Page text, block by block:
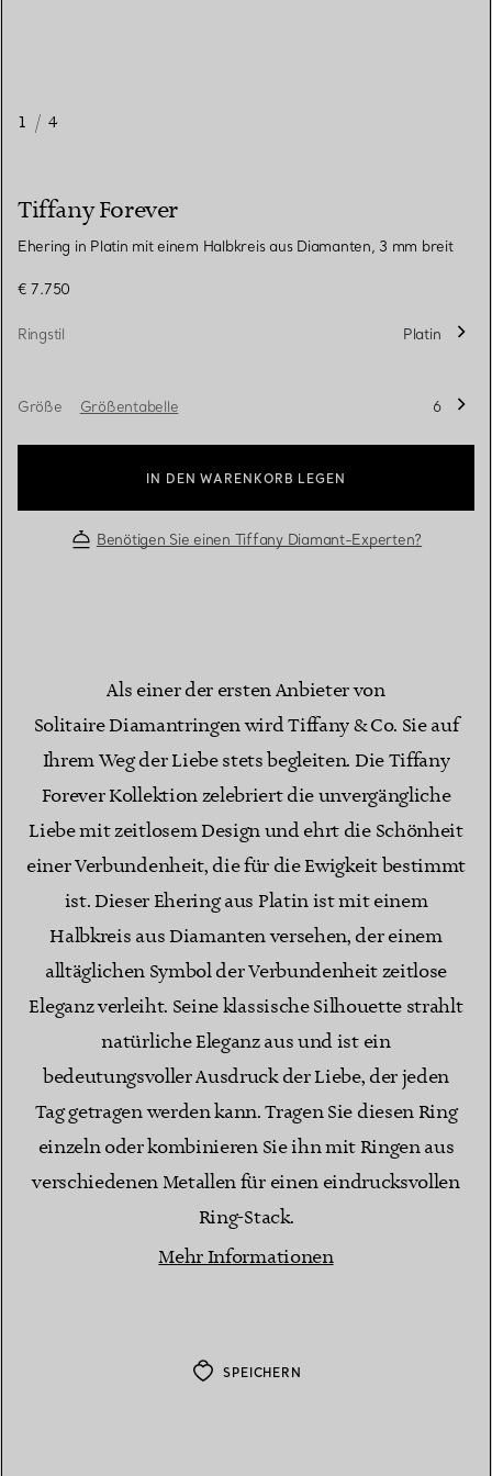
1 / 4
Tiffany Forever
Ehering in Platin mit einem Halbkreis aus Diamanten, 3 mm breit
€ 7.750
Ringstil Platin
Größe Größentabelle 6
IN DEN WARENKORB LEGEN
Benötigen Sie einen Tiffany Diamant-Experten?
Als einer der ersten Anbieter von
Solitaire Diamantringen wird Tiffany & Co. Sie auf
Ihrem Weg der Liebe stets begleiten. Die Tiffany
Forever Kollektion zelebriert die unvergängliche
Liebe mit zeitlosem Design und ehrt die Schönheit
einer Verbundenheit, die für die Ewigkeit bestimmt
ist. Dieser Ehering aus Platin ist mit einem
Halbkreis aus Diamanten versehen, der einem
alltäglichen Symbol der Verbundenheit zeitlose
Eleganz verleiht. Seine klassische Silhouette strahlt
natürliche Eleganz aus und ist ein
bedeutungsvoller Ausdruck der Liebe, der jeden
Tag getragen werden kann. Tragen Sie diesen Ring
einzeln oder kombinieren Sie ihn mit Ringen aus
verschiedenen Metallen für einen eindrucksvollen
Ring-Stack.
Mehr Informationen
SPEICHERN